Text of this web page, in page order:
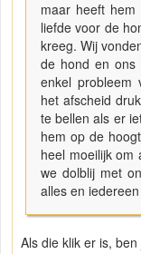
maar heeft
liefde voor de
kreeg. Wij
de hond en ons
enkel probleem
het afscheid
te bellen als er
hem op de
heel moeilijk om
we dolblij met
alles en
Als die klik er is,